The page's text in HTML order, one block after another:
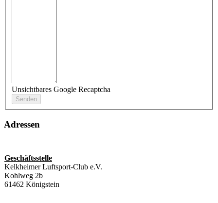
Unsichtbares Google Recaptcha
Adressen
Geschäftsstelle
Kelkheimer Luftsport-Club e.V.
Kohlweg 2b
61462 Königstein